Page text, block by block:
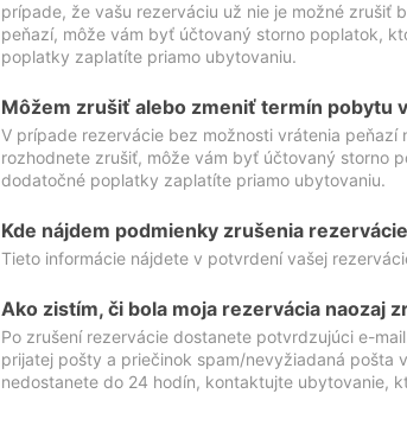
prípade, že vašu rezerváciu už nie je možné zrušiť
peňazí, môže vám byť účtovaný storno poplatok,
poplatky zaplatíte priamo ubytovaniu.
Môžem zrušiť alebo zmeniť termín pobytu
V prípade rezervácie bez možnosti vrátenia
rozhodnete zrušiť, môže vám byť účtovaný storno
dodatočné poplatky zaplatíte priamo ubytovaniu.
Kde nájdem podmienky zrušenia
Tieto informácie nájdete v potvrdení vašej
Ako zistím, či bola moja rezervácia naozaj
Po zrušení rezervácie dostanete potvrdzujúci e-
prijatej pošty a priečinok spam/nevyžiadaná pošta
nedostanete do 24 hodín, kontaktujte ubytovanie,